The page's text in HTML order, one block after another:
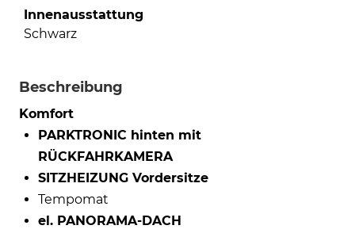
Innenausstattung
Schwarz
Beschreibung
Komfort
PARKTRONIC hinten mit
RÜCKFAHRKAMERA
SITZHEIZUNG Vordersitze
Tempomat
el. PANORAMA-DACH